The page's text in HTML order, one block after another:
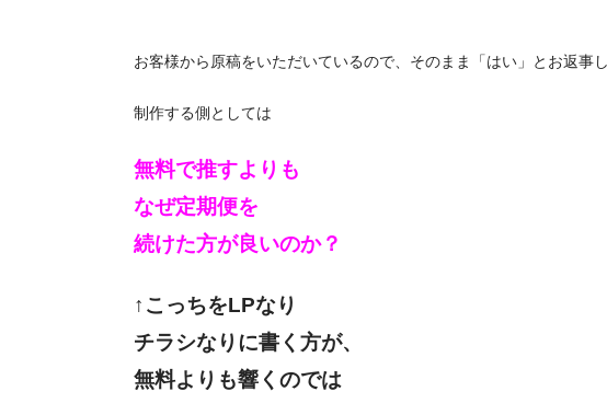
お客様から原稿をいただいているので、そのまま「はい」とお返事
制作する側としては
無料で推すよりも
なぜ定期便を
続けた方が良いのか？
↑こっちをLPなり
チラシなりに書く方が、
無料よりも響くのでは